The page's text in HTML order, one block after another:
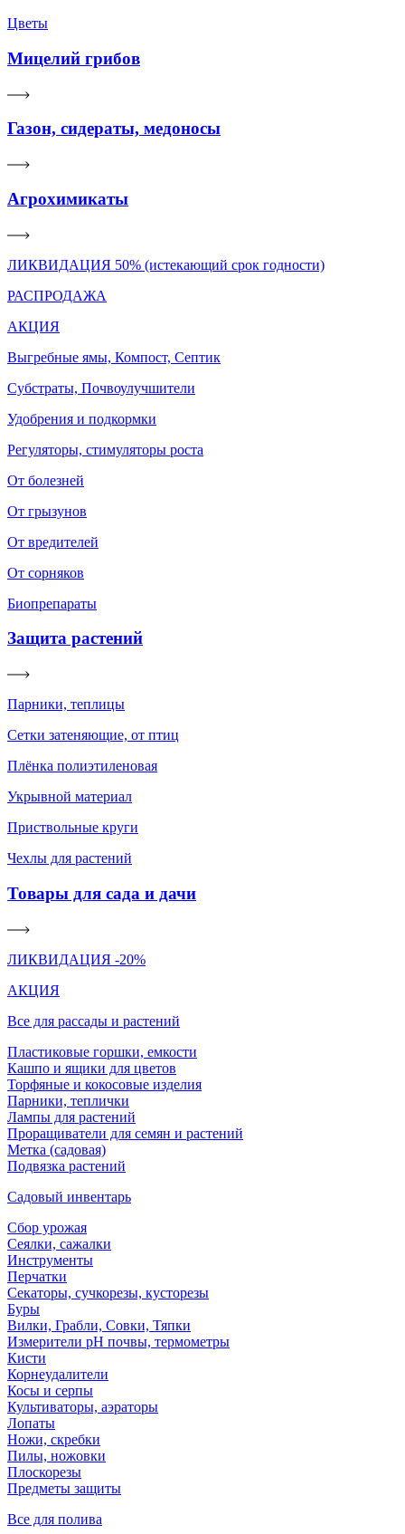
Цветы
Мицелий грибов
Газон, сидераты, медоносы
Агрохимикаты
ЛИКВИДАЦИЯ 50% (истекающий срок годности)
РАСПРОДАЖА
АКЦИЯ
Выгребные ямы, Компост, Септик
Субстраты, Почвоулучшители
Удобрения и подкормки
Регуляторы, стимуляторы роста
От болезней
От грызунов
От вредителей
От сорняков
Биопрепараты
Защита растений
Парники, теплицы
Сетки затеняющие, от птиц
Плёнка полиэтиленовая
Укрывной материал
Приствольные круги
Чехлы для растений
Товары для сада и дачи
ЛИКВИДАЦИЯ -20%
АКЦИЯ
Все для рассады и растений
Пластиковые горшки, емкости
Кашпо и ящики для цветов
Торфяные и кокосовые изделия
Парники, теплички
Лампы для растений
Проращиватели для семян и растений
Метка (садовая)
Подвязка растений
Садовый инвентарь
Сбор урожая
Сеялки, сажалки
Инструменты
Перчатки
Секаторы, сучкорезы, кусторезы
Буры
Вилки, Грабли, Совки, Тяпки
Измерители pH почвы, термометры
Кисти
Корнеудалители
Косы и серпы
Культиваторы, аэраторы
Лопаты
Ножи, скребки
Пилы, ножовки
Плоскорезы
Предметы защиты
Все для полива